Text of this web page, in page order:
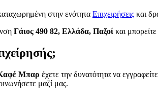
στην ενότητα Επιχειρήσεις και
Γάιος 490 82, Ελλάδα, Παξοί και
Μπαρ έχετε την δυνατότητα να
μαζί μας.